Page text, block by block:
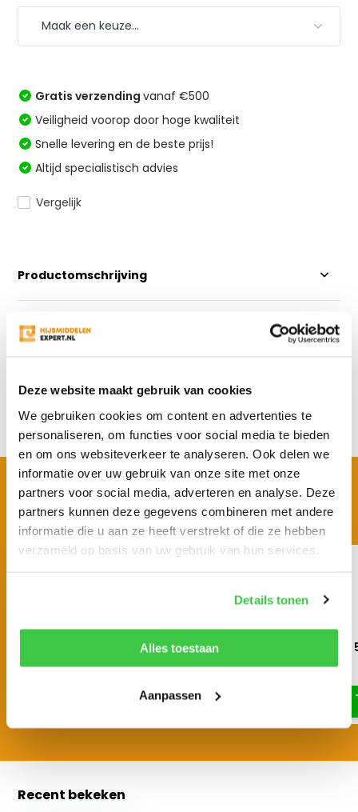
Deze website maakt gebruik van cookies
We gebruiken cookies om content en advertenties te
personaliseren, om functies voor social media te bieden
en om ons websiteverkeer te analyseren. Ook delen we
informatie over uw gebruik van onze site met onze
partners voor social media, adverteren en analyse. Deze
partners kunnen deze gegevens combineren met andere
informatie die u aan ze heeft verstrekt of die ze hebben
verzameld op basis van uw gebruik van hun services.
Details tonen
Alles toestaan
Aanpassen
Gratis verzendingvanaf €500
Veiligheid voorop door hoge kwaliteit
Snelle levering en de beste prijs!
Altijd specialistisch advies
Vergelijk
Productomschrijving
Specificaties
Delen
BEKIJK OOK EENS
Vergelijkbare producten
Dommekracht 1.5 ton DELTA Dommekracht Brano
Recent bekeken